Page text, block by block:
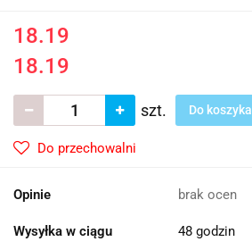
18.19
18.19
szt. Do koszyka
Do przechowalni
Opinie brak ocen
Wysyłka w ciągu 48 godzin